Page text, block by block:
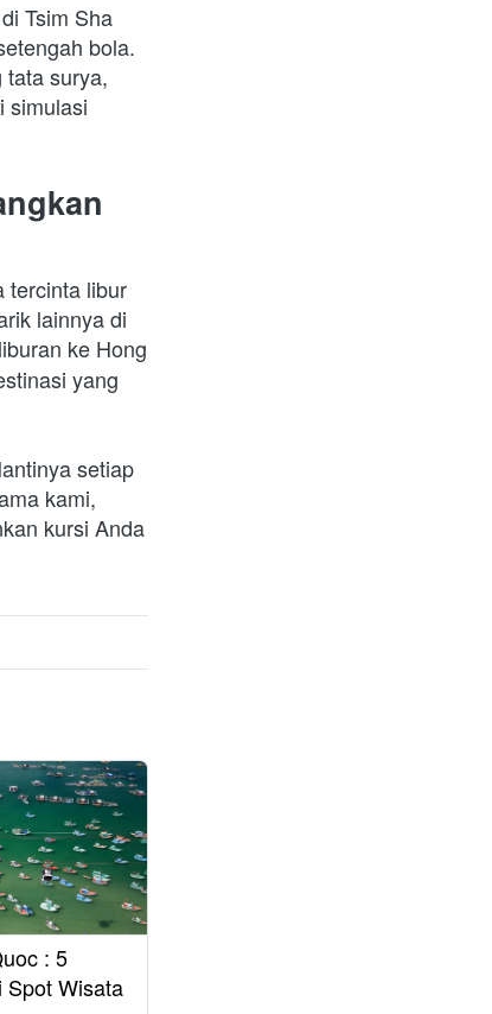
Tsim Sha
bola.
surya,
simulasi
tercinta libur
lainnya di
ke Hong
yang
setiap
kami,
kursi Anda
: 5
Spot Wisata